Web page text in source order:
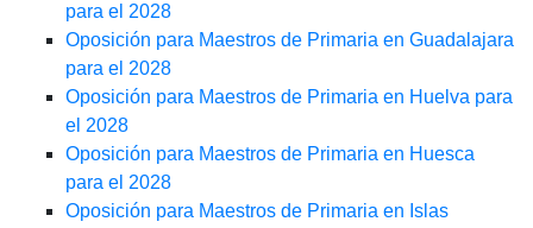
para el 2028
Oposición para Maestros de Primaria en Guadalajara
para el 2028
Oposición para Maestros de Primaria en Huelva para
el 2028
Oposición para Maestros de Primaria en Huesca
para el 2028
Oposición para Maestros de Primaria en Islas